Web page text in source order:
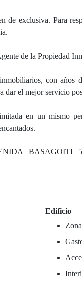
de exclusiva. Para
de la Propiedad
con años
dar el mejor servicio
en un mismo
BASAGOITI
Edificio